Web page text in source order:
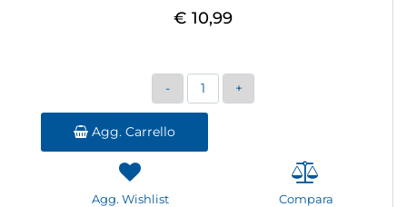
€ 10,99
Quantità
Agg. Carrello
Agg. Wishlist Compara